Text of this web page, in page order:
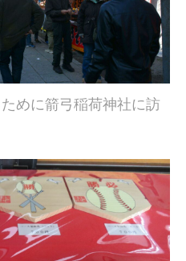
めに箭弓稲荷神社に訪